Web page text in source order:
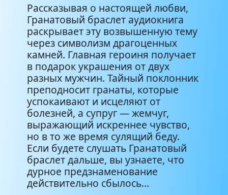
Рассказывая о настоящей любви,
Гранатовый браслет аудиокнига
раскрывает эту возвышенную тему
через символизм драгоценных
камней. Главная героиня получает
в подарок украшения от двух
разных мужчин. Тайный поклонник
преподносит гранаты, которые
успокаивают и исцеляют от
болезней, а супруг — жемчуг,
выражающий искреннее чувство,
но в то же время сулящий беду.
Если будете слушать Гранатовый
браслет дальше, вы узнаете, что
дурное предзнаменование
действительно сбылось…